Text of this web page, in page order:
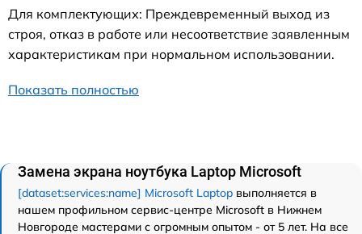
Для комплектующих: Преждевременный выход из
строя, отказ в работе или несоответствие заявленным
характеристикам при нормальном использовании.
Показать полностью
Замена экрана ноутбука Laptop Microsoft
[dataset:services:name] Microsoft Laptop выполняется в
нашем профильном сервис-центре Microsoft в Нижнем
Новгороде мастерами с огромным опытом - от 5 лет. На все